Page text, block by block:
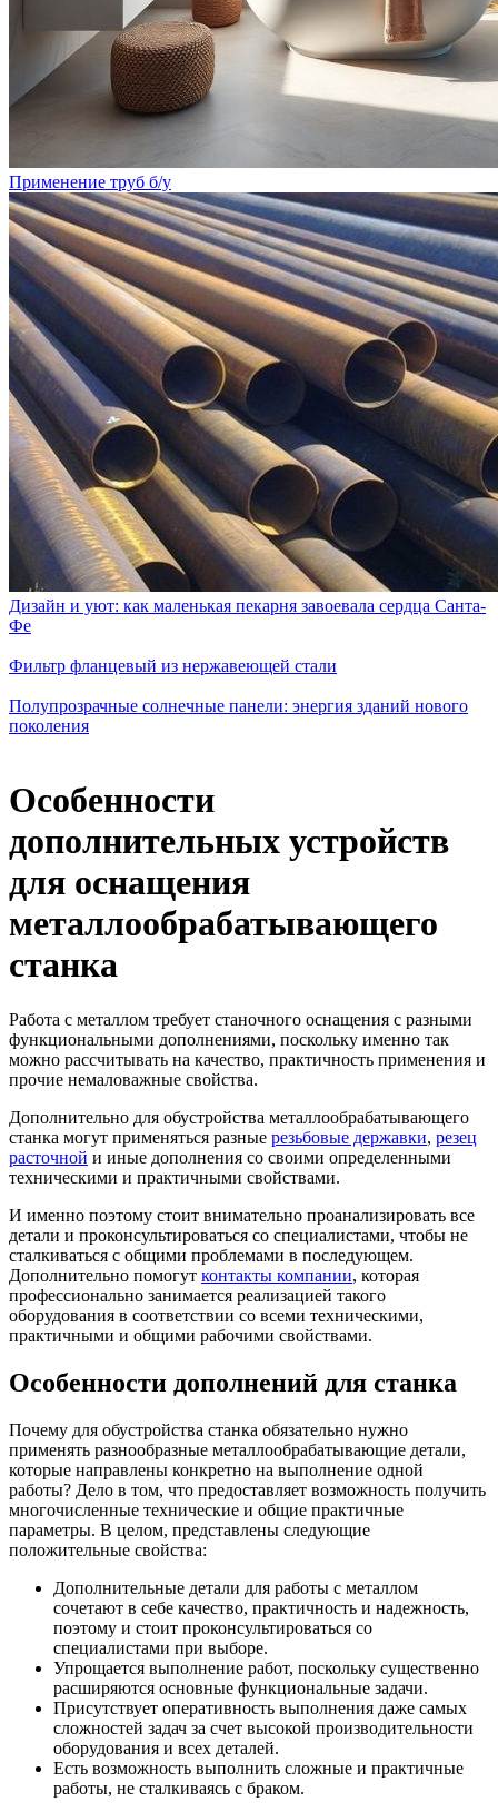
Применение труб б/у
Дизайн и уют: как маленькая пекарня завоевала сердца Санта-
Фе
Фильтр фланцевый из нержавеющей стали
Полупрозрачные солнечные панели: энергия зданий нового
поколения
Особенности
дополнительных устройств
для оснащения
металлообрабатывающего
станка
Работа с металлом требует станочного оснащения с разными
функциональными дополнениями, поскольку именно так
можно рассчитывать на качество, практичность применения и
прочие немаловажные свойства.
Дополнительно для обустройства металлообрабатывающего
станка могут применяться разные резьбовые державки, резец
расточной и иные дополнения со своими определенными
техническими и практичными свойствами.
И именно поэтому стоит внимательно проанализировать все
детали и проконсультироваться со специалистами, чтобы не
сталкиваться с общими проблемами в последующем.
Дополнительно помогут контакты компании, которая
профессионально занимается реализацией такого
оборудования в соответствии со всеми техническими,
практичными и общими рабочими свойствами.
Особенности дополнений для станка
Почему для обустройства станка обязательно нужно
применять разнообразные металлообрабатывающие детали,
которые направлены конкретно на выполнение одной
работы? Дело в том, что предоставляет возможность получить
многочисленные технические и общие практичные
параметры. В целом, представлены следующие
положительные свойства:
Дополнительные детали для работы с металлом
сочетают в себе качество, практичность и надежность,
поэтому и стоит проконсультироваться со
специалистами при выборе.
Упрощается выполнение работ, поскольку существенно
расширяются основные функциональные задачи.
Присутствует оперативность выполнения даже самых
сложностей задач за счет высокой производительности
оборудования и всех деталей.
Есть возможность выполнить сложные и практичные
работы, не сталкиваясь с браком.